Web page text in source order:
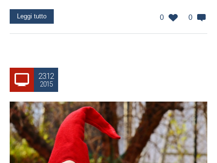
0 0
Leggi tutto
23.12
2015